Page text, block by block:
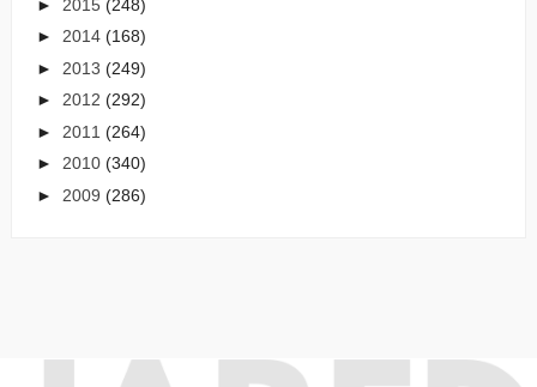
► 2015 (248)
► 2014 (168)
► 2013 (249)
► 2012 (292)
► 2011 (264)
► 2010 (340)
► 2009 (286)